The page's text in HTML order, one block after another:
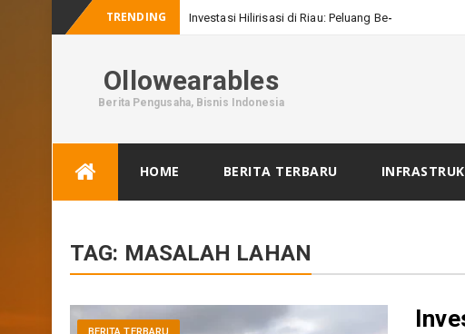
TRENDING Investasi Hilirisasi di Riau: Peluang Besar Ba
Ollowearables
Berita Pengusaha, Bisnis Indonesia
HOME BERITA TERBARU
TAG: MASALAH LAHAN